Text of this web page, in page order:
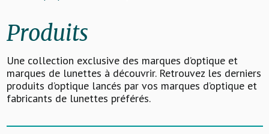
Produits
Une collection exclusive des marques d’optique et
marques de lunettes à découvrir. Retrouvez les derniers
produits d’optique lancés par vos marques d’optique et
fabricants de lunettes préférés.